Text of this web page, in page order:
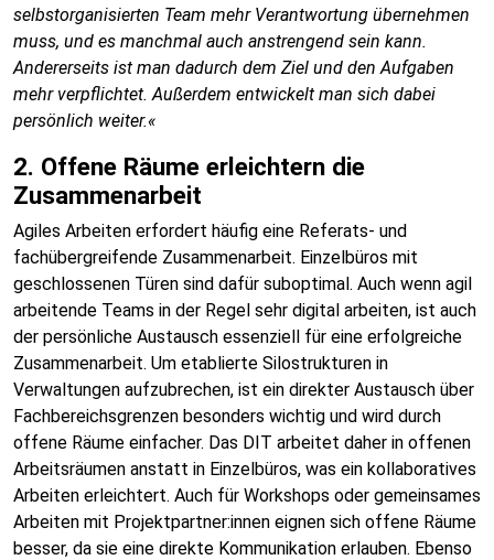
selbstorganisierten Team mehr Verantwortung übernehmen
muss, und es manchmal auch anstrengend sein kann.
Andererseits ist man dadurch dem Ziel und den Aufgaben
mehr verpflichtet. Außerdem entwickelt man sich dabei
persönlich weiter.«
2. Offene Räume erleichtern die
Zusammenarbeit
Agiles Arbeiten erfordert häufig eine Referats- und
fachübergreifende Zusammenarbeit. Einzelbüros mit
geschlossenen Türen sind dafür suboptimal. Auch wenn agil
arbeitende Teams in der Regel sehr digital arbeiten, ist auch
der persönliche Austausch essenziell für eine erfolgreiche
Zusammenarbeit. Um etablierte Silostrukturen in
Verwaltungen aufzubrechen, ist ein direkter Austausch über
Fachbereichsgrenzen besonders wichtig und wird durch
offene Räume einfacher. Das DIT arbeitet daher in offenen
Arbeitsräumen anstatt in Einzelbüros, was ein kollaboratives
Arbeiten erleichtert. Auch für Workshops oder gemeinsames
Arbeiten mit Projektpartner:innen eignen sich offene Räume
besser, da sie eine direkte Kommunikation erlauben. Ebenso